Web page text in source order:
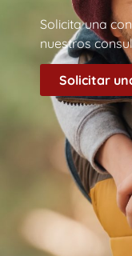
Solicita una
nuestros
Solicitar